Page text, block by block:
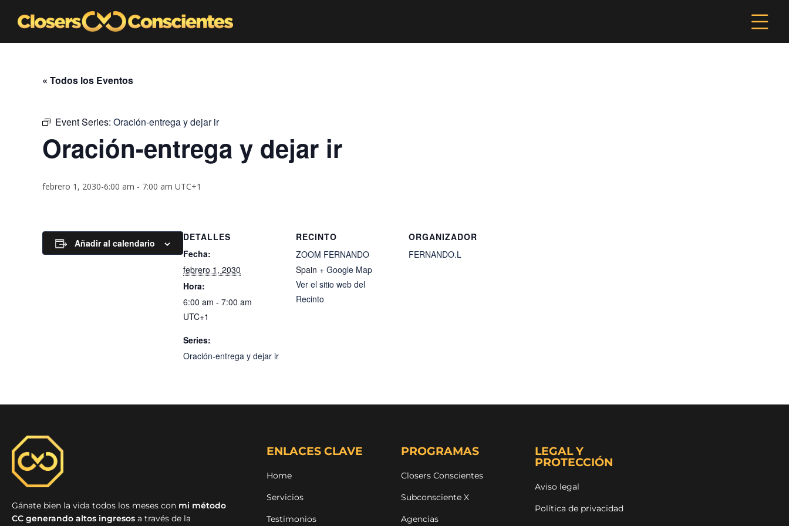
« Todos los Eventos
Event Series: Oración-entrega y dejar ir
Oración-entrega y dejar ir
febrero 1, 2030-6:00 am - 7:00 am UTC+1
Añadir al calendario
DETALLES
Fecha:
febrero 1, 2030
Hora:
6:00 am - 7:00 am
UTC+1
Series:
Oración-entrega y dejar ir
RECINTO
ZOOM FERNANDO
Spain + Google Map
Ver el sitio web del
Recinto
ORGANIZADOR
FERNANDO.L
Gánate bien la vida todos los meses con mi método
CC generando altos ingresos a través de la
ENLACES CLAVE
Home
Servicios
Testimonios
PROGRAMAS
Closers Conscientes
Subconsciente X
Agencias
LEGAL Y
PROTECCIÓN
Aviso legal
Política de privacidad